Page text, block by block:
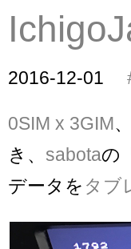
2016-12-01
0SIM x 3GIM、
き、 sabotaの
データを タブ